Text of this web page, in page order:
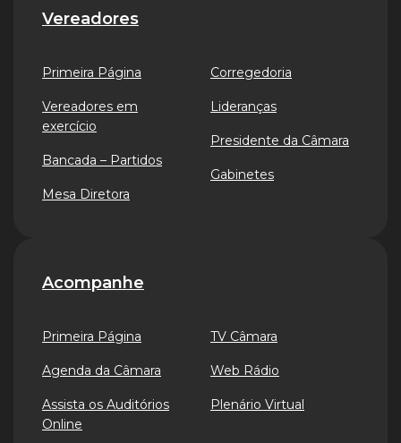
Vereadores
Primeira Página
Vereadores em
exercício
Bancada – Partidos
Mesa Diretora
Corregedoria
Lideranças
Presidente da Câmara
Gabinetes
Acompanhe
Primeira Página
Agenda da Câmara
Assista os Auditórios
Online
TV Câmara
Web Rádio
Plenário Virtual